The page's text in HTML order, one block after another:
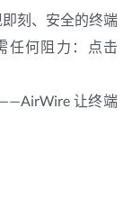
刻、安全的终端
任何阻力：点击
让终端